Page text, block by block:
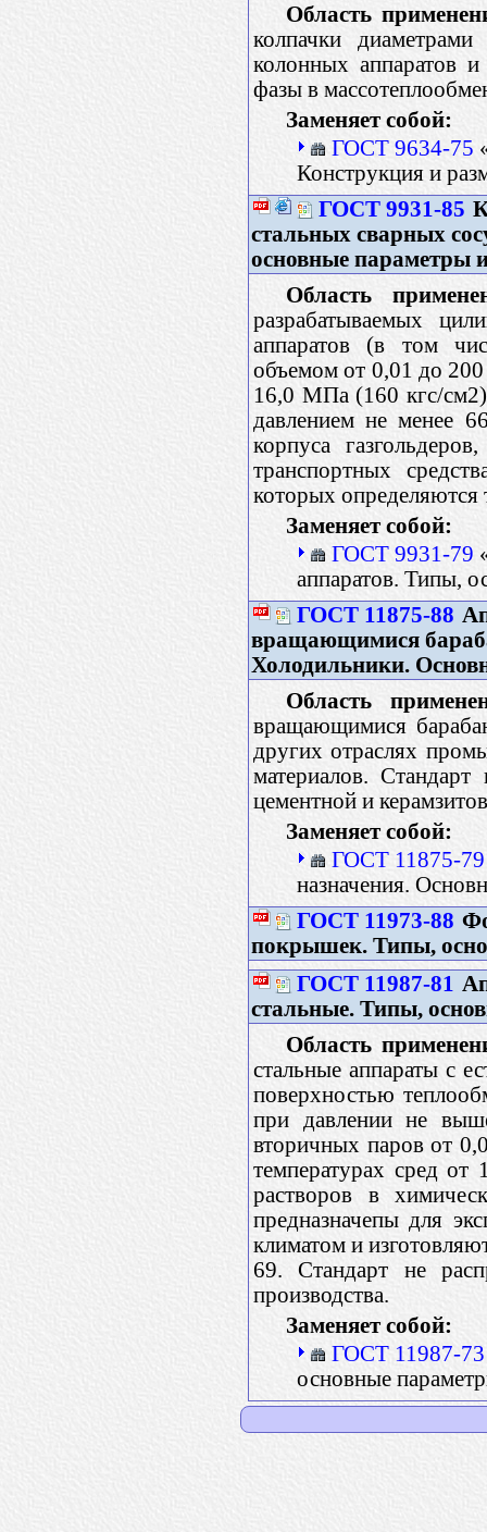
Область
колпачки
колонных аппаратов и
фазы в
Заменяет собой:
ГОСТ 9634-75
Конструкция и
ГОСТ 9931-85
стальных сварных
основные параметры
Область
разрабатываемых
аппаратов (в том
объемом от 0,01 до 200
16,0 МПа (160 кгс/
давлением не менее
корпуса
транспортных
которых определяются
Заменяет собой:
ГОСТ 9931-79
аппаратов. Типы,
ГОСТ 11875-88
вращающимися
Холодильники.
Область
вращающимися
других отраслях
материалов.
цементной и
Заменяет собой:
ГОСТ 11875-79
назначения.
ГОСТ 11973-88
покрышек. Типы,
ГОСТ 11987-81
стальные. Типы,
Область
стальные аппараты с
поверхностью
при давлении не
вторичных паров от
температурах сред
растворов в
предназначепы для
климатом и
69. Стандарт не
производства.
Заменяет собой:
ГОСТ 11987-73
основные